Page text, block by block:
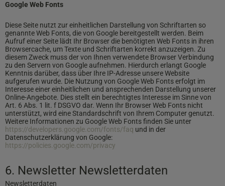
Google Web Fonts
Diese Seite nutzt zur einheitlichen Darstellung von Schriftarten so
genannte Web Fonts, die von Google bereitgestellt werden. Beim
Aufruf einer Seite lädt Ihr Browser die benötigten Web Fonts in ihren
Browsercache, um Texte und Schriftarten korrekt anzuzeigen. Zu
diesem Zweck muss der von Ihnen verwendete Browser Verbindung
zu den Servern von Google aufnehmen. Hierdurch erlangt Google
Kenntnis darüber, dass über Ihre IP-Adresse unsere Website
aufgerufen wurde. Die Nutzung von Google Web Fonts erfolgt im
Interesse einer einheitlichen und ansprechenden Darstellung unserer
Online-Angebote. Dies stellt ein berechtigtes Interesse im Sinne von
Art. 6 Abs. 1 lit. f DSGVO dar. Wenn Ihr Browser Web Fonts nicht
unterstützt, wird eine Standardschrift von Ihrem Computer genutzt.
Weitere Informationen zu Google Web Fonts finden Sie unter
https://developers.google.com/fonts/faq und in der
Datenschutzerklärung von Google:
https://policies.google.com/privacy
6. Newsletter Newsletterdaten
Newsletterdaten